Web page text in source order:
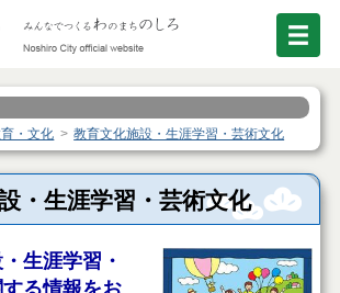
・文化 教育文化施設・生涯学習・芸術文化
・生涯学習・芸術文化
生涯学習・